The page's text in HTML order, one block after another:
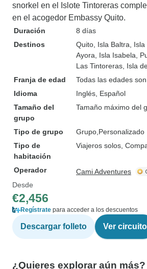
snorkel en el Islote Tintoreras
en el acogedor Embassy Quito.
Duración
8 días
Destinos
Quito , Isla Baltra ,
Ayora , Isla Isabela ,
Las Tintoreras , Isla
Franja de edad
Todas las edades
Idioma
Inglés, Español
Tamaño del
grupo
Tamaño máximo del
Tipo de grupo Grupo Personalizado
Tipo de
habitación
Viajeros solos,
Operador
Cami Adventures
Desde
€2,456
Regístrate para acceder a los descuentos
Descargar folleto Ver circuito
¿Quieres explorar aún más?